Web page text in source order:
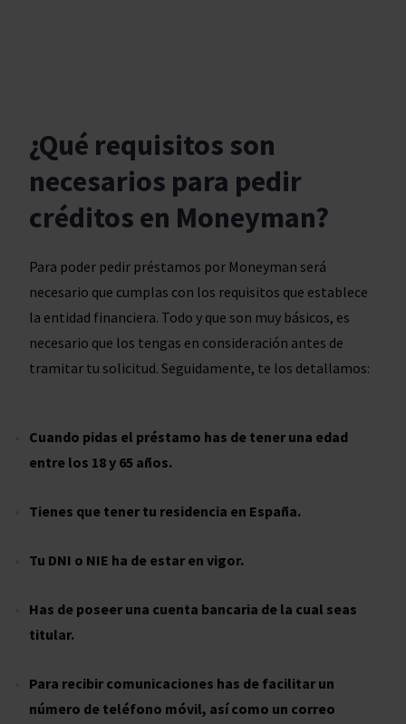
Para poder pedir préstamos por Moneyman será
necesario que cumplas con los requisitos que establece
la entidad financiera. Todo y que son muy básicos, es
necesario que los tengas en consideración antes de
tramitar tu solicitud. Seguidamente, te los detallamos:
Cuando pidas el préstamo has de tener una edad
entre los 18 y 65 años.
Tienes que tener tu residencia en España.
Tu DNI o NIE ha de estar en vigor.
Has de poseer una cuenta bancaria de la cual seas
titular.
Para recibir comunicaciones has de facilitar un
número de teléfono móvil, así como un correo
¿Qué requisitos son
necesarios para pedir
créditos en Moneyman?